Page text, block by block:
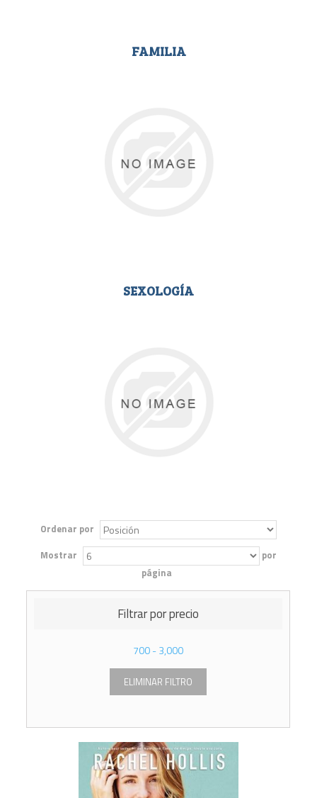
FAMILIA
SEXOLOGÍA
Ordenar por
Mostrar
por
página
Filtrar por precio
700-3,000
ELIMINAR FILTRO